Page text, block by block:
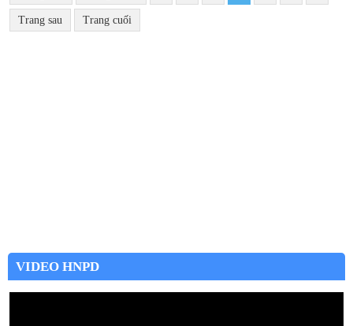
Trang sau Trang cuối
VIDEO HNPD